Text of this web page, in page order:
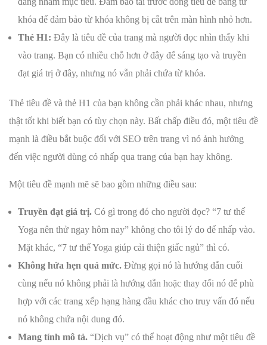
khóa để đảm bảo từ khóa không bị cắt trên màn hình nhỏ hơn.
Thẻ H1: Đây là tiêu đề của trang mà người đọc nhìn thấy khi
vào trang. Bạn có nhiều chỗ hơn ở đây để sáng tạo và truyền
đạt giá trị ở đây, nhưng nó vẫn phải chứa từ khóa.
Thẻ tiêu đề và thẻ H1 của bạn không cần phải khác nhau, nhưng
thật tốt khi biết bạn có tùy chọn này. Bất chấp điều đó, một tiêu đề
mạnh là điều bắt buộc đối với SEO trên trang vì nó ảnh hưởng
đến việc người dùng có nhấp qua trang của bạn hay không.
Một tiêu đề mạnh mẽ sẽ bao gồm những điều sau:
Truyền đạt giá trị. Có gì trong đó cho người đọc? “7 tư thế
Yoga nên thử ngay hôm nay” không cho tôi lý do để nhấp vào.
Mặt khác, “7 tư thế Yoga giúp cải thiện giấc ngủ” thì có.
Không hứa hẹn quá mức. Đừng gọi nó là hướng dẫn cuối
cùng nếu nó không phải là hướng dẫn hoặc thay đổi nó để phù
hợp với các trang xếp hạng hàng đầu khác cho truy vấn đó nếu
nó không chứa nội dung đó.
Mang tính mô tả. “Dịch vụ” có thể hoạt động như một tiêu đề